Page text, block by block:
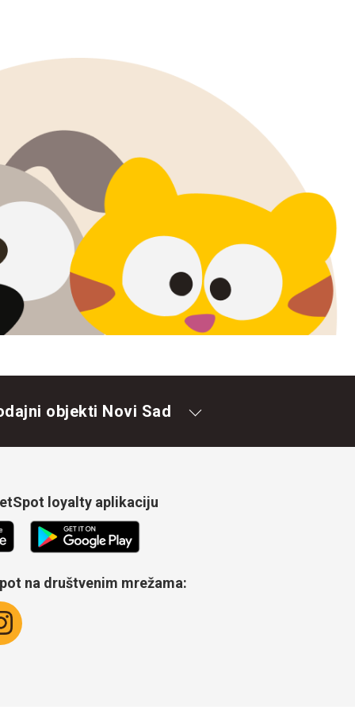
objekti Novi Sad
loyalty aplikaciju
na društvenim mrežama: